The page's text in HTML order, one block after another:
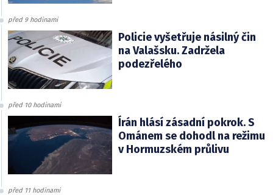
před 9 hodinami
Policie vyšetřuje násilný čin
na Valašsku. Zadržela
podezřelého
před 10 hodinami
Írán hlásí zásadní pokrok. S
Ománem se dohodl na režimu
v Hormuzském průlivu
před 11 hodinami